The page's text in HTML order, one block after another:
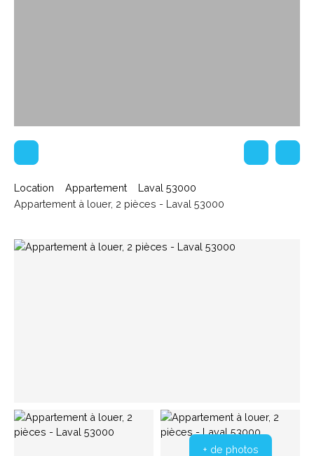
Location Appartement
Laval 53000
Appartement à louer, 2 pièces - Laval 53000
+ de photos